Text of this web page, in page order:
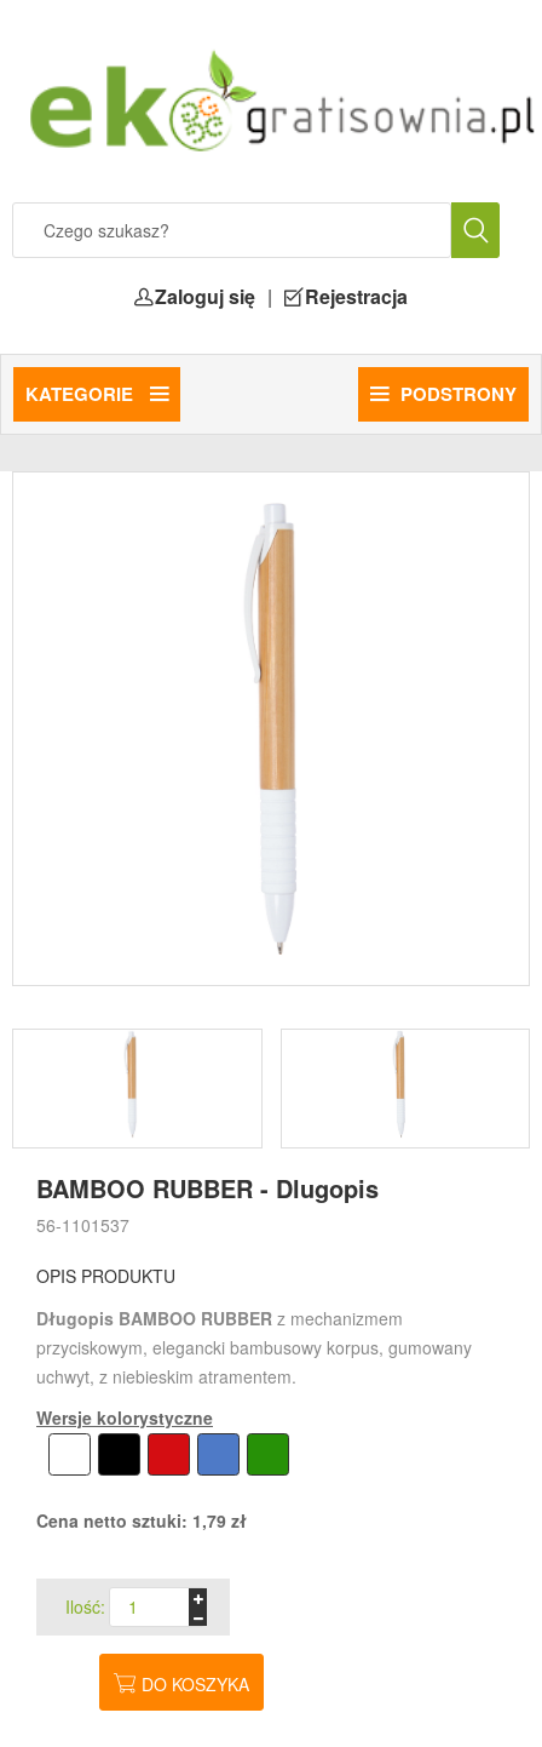
Zaloguj się | Rejestracja
KATEGORIE PODSTRONY
BAMBOO RUBBER - Dlugopis
56-1101537
OPIS PRODUKTU
Długopis BAMBOO RUBBER z mechanizmem
przyciskowym, elegancki bambusowy korpus, gumowany
uchwyt, z niebieskim atramentem.
Wersje kolorystyczne
Cena netto sztuki: 1,79 zł
Ilość:
DO KOSZYKA